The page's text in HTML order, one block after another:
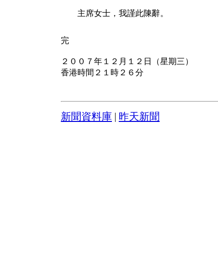
主席女士，我謹此陳辭。
完
２００７年１２月１２日（星期三）
香港時間２１時２６分
新聞資料庫 昨天新聞